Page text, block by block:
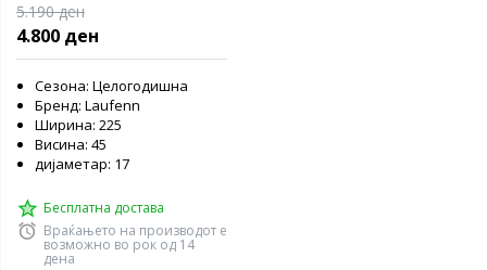
5.190 ден
4.800 ден
Сезона: Целогодишна
Бренд: Laufenn
Ширина: 225
Висина: 45
дијаметар: 17
Бесплатна достава
Враќањето на производот е
возможно во рок од 14
дена